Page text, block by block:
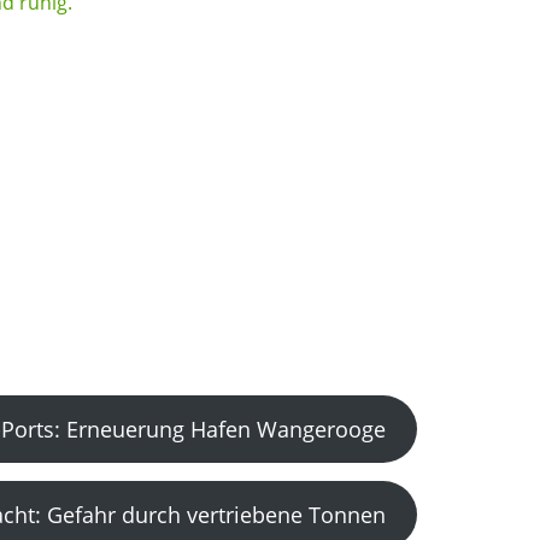
Erneuerung Hafen Wangerooge
Gefahr durch vertriebene Tonnen